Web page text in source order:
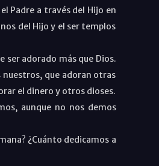
Padre a través del Hijo en
del Hijo y el ser templos
ser adorado más que Dios.
que adoran otras
el dinero y otros dioses.
aunque no nos demos
¿Cuánto dedicamos a